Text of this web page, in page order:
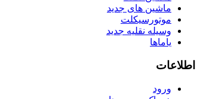
ماشین های جدید
موتورسیکلت
وسیله نقلیه جدید
یاماها
اطلاعات
ورود